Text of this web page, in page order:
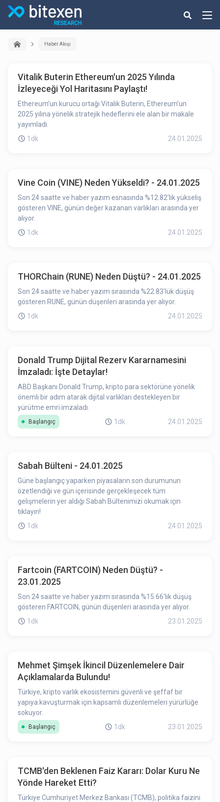
Haber Akışı
Vitalik Buterin Ethereum'un 2025 Yılında
İzleyeceği Yol Haritasını Paylaştı!
Ethereum’un kurucu ortağı Vitalik Buterin, Ethereum’un
2025 yılına yönelik stratejik hedeflerini ele alan bir makale
yayımladı.
1dk
24.01.2025
Vine Coin (VINE) Neden Yükseldi? - 24.01.2025
Son 24 saatte ve haber yazım esnasında %12.82'lik yükseliş
gösteren VINE, günün değer kazanan varlıkları arasında yer
alıyor.
1dk
24.01.2025
THORChain (RUNE) Neden Düştü? - 24.01.2025
Son 24 saatte ve haber yazım sırasında %22.83'lük düşüş
gösteren RUNE, günün düşenleri arasında yer alıyor.
1dk
24.01.2025
Donald Trump Dijital Rezerv Kararnamesini
İmzaladı: İşte Detaylar!
ABD Başkanı Donald Trump, kripto para sektörüne yönelik
önemli bir adım atarak dijital varlıkları destekleyen bir
yürütme emri imzaladı.
Başlangıç 1dk 24.01.2025
Sabah Bülteni - 24.01.2025
Güne başlangıç yaparken piyasaların son durumunun
özetlendiği ve gün içerisinde gerçekleşecek tüm
gelişmelerin yer aldığı Sabah Bültenimizi okumak için
tıklayın!
1dk
24.01.2025
Fartcoin (FARTCOIN) Neden Düştü? -
23.01.2025
Son 24 saatte ve haber yazım sırasında %15.66'lık düşüş
gösteren FARTCOIN, günün düşenleri arasında yer alıyor.
1dk
23.01.2025
Mehmet Şimşek İkincil Düzenlemelere Dair
Açıklamalarda Bulundu!
Türkiye, kripto varlık ekosistemini güvenli ve şeffaf bir
yapıya kavuşturmak için kapsamlı düzenlemeleri yürürlüğe
sokuyor.
Başlangıç 1dk 23.01.2025
TCMB'den Beklenen Faiz Kararı: Dolar Kuru Ne
Yönde Hareket Etti?
Türkiye Cumhuriyet Merkez Bankası (TCMB), politika faizini